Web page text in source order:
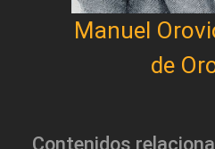
Manuel
de
Contenidos